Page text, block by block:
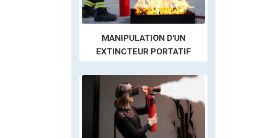
MANIPULATION D'UN
EXTINCTEUR PORTATIF